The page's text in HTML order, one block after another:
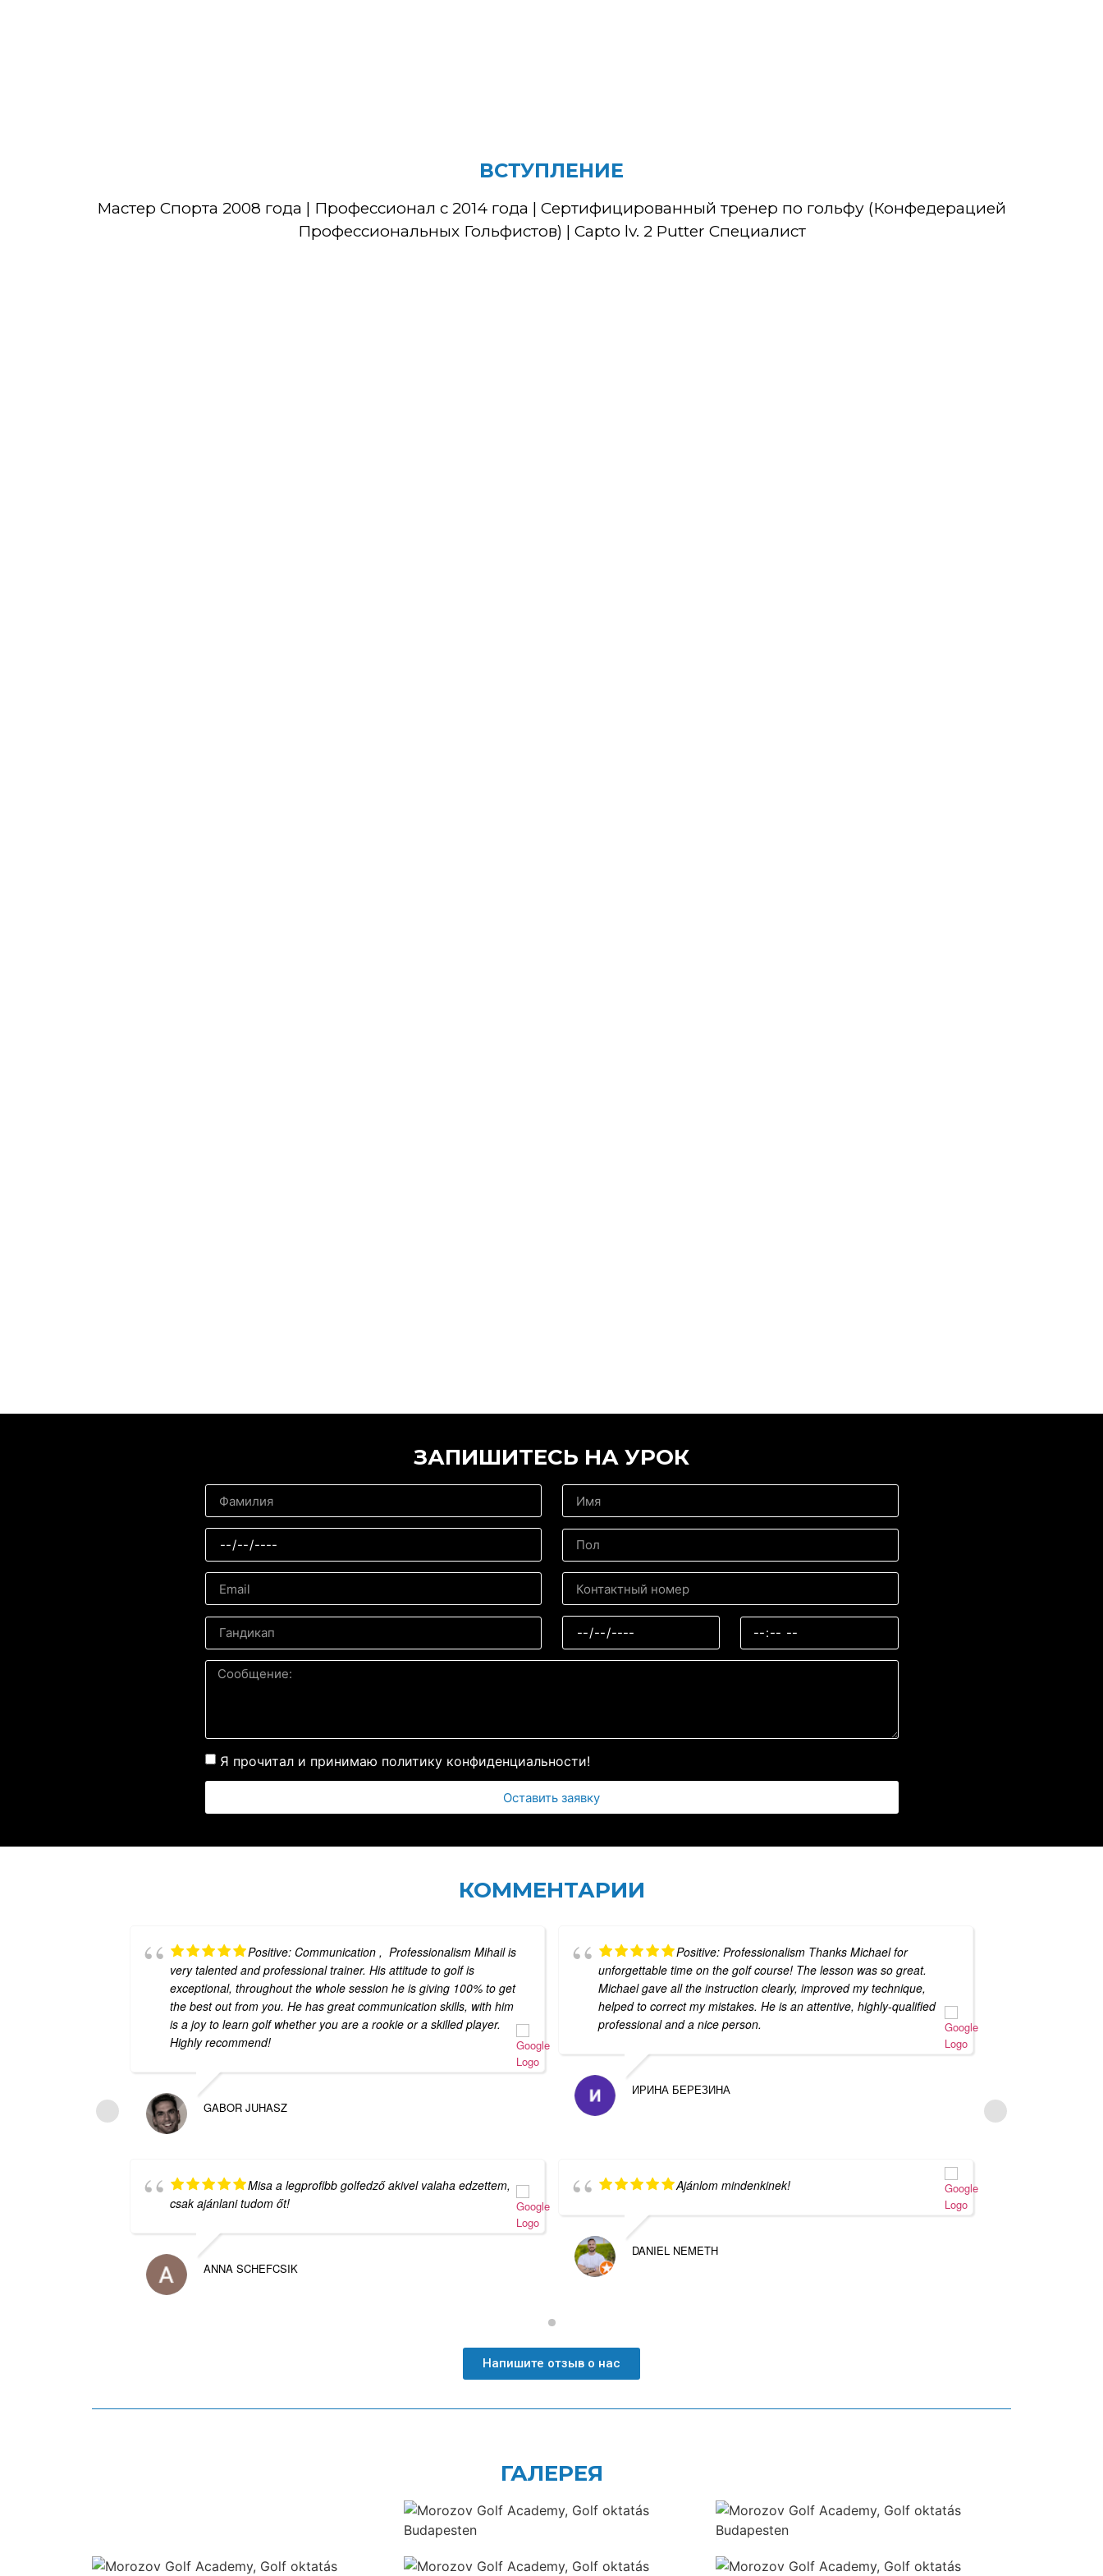
ВСТУПЛЕНИЕ
Мастер Спорта 2008 года | Профессионал с 2014 года | Сертифицированный тренер по гольфу (Конфедерацией
Профессиональных Гольфистов) | Capto lv. 2 Putter Специалист
ЗАПИШИТЕСЬ НА УРОК
Я прочитал и принимаю политику конфиденциальности!
Оставить заявку
КОММЕНТАРИИ
Positive: Communication , Professionalism Mihail is
very talented and professional trainer. His attitude to golf is
exceptional, throughout the whole session he is giving 100% to get
the best out from you. He has great communication skills, with him
is a joy to learn golf whether you are a rookie or a skilled player.
Highly recommend!
GABOR JUHASZ
Positive: Professionalism Thanks Michael for
unforgettable time on the golf course! The lesson was so great.
Michael gave all the instruction clearly, improved my technique,
helped to correct my mistakes. He is an attentive, highly-qualified
professional and a nice person.
ИРИНА БЕРЕЗИНА
Misa a legprofibb golfedző akivel valaha edzettem,
csak ajánlani tudom őt!
ANNA SCHEFCSIK
Ajánlom mindenkinek!
DANIEL NEMETH
Напишите отзыв о нас
ГАЛЕРЕЯ